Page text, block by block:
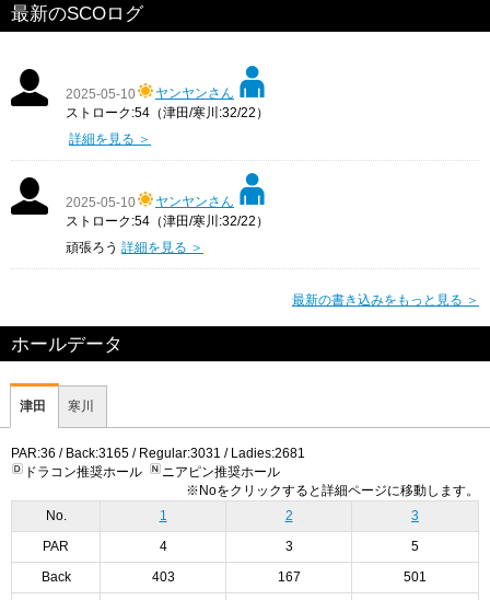
最新のSCOログ
2025-05-10
ヤンヤンさん
ストローク:54（津田/寒川:32/22）
詳細を見る ＞
2025-05-10
ヤンヤンさん
ストローク:54（津田/寒川:32/22）
頑張ろう 詳細を見る ＞
最新の書き込みをもっと見る ＞
ホールデータ
津田 寒川
PAR:36 / Back:3165 / Regular:3031 / Ladies:2681
ドラコン推奨ホール
ニアピン推奨ホール
※Noをクリックすると詳細ページに移動します。
No.
1 2 3
PAR 4 3 5
Back 403 167 501